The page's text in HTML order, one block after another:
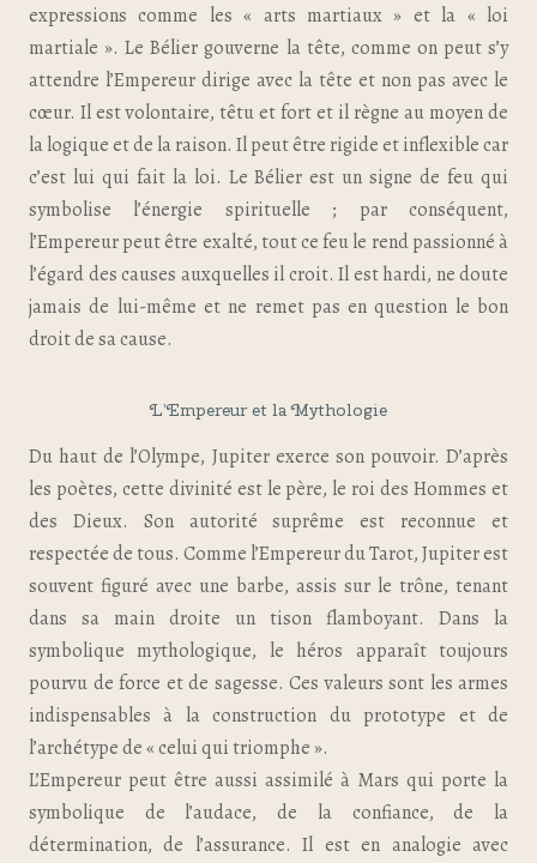
expressions comme les « arts martiaux » et la « loi
martiale ». Le Bélier gouverne la tête, comme on peut s’y
attendre l’Empereur dirige avec la tête et non pas avec le
cœur. Il est volontaire, têtu et fort et il règne au moyen de
la logique et de la raison. Il peut être rigide et inflexible car
c’est lui qui fait la loi. Le Bélier est un signe de feu qui
symbolise l’énergie spirituelle ; par conséquent,
l’Empereur peut être exalté, tout ce feu le rend passionné à
l’égard des causes auxquelles il croit. Il est hardi, ne doute
jamais de lui-même et ne remet pas en question le bon
droit de sa cause.
L’Empereur et la Mythologie
Du haut de l’Olympe, Jupiter exerce son pouvoir. D’après
les poètes, cette divinité est le père, le roi des Hommes et
des Dieux. Son autorité suprême est reconnue et
respectée de tous. Comme l’Empereur du Tarot, Jupiter est
souvent figuré avec une barbe, assis sur le trône, tenant
dans sa main droite un tison flamboyant. Dans la
symbolique mythologique, le héros apparaît toujours
pourvu de force et de sagesse. Ces valeurs sont les armes
indispensables à la construction du prototype et de
l’archétype de « celui qui triomphe ».
L’Empereur peut être aussi assimilé à Mars qui porte la
symbolique de l’audace, de la confiance, de la
détermination, de l’assurance. Il est en analogie avec